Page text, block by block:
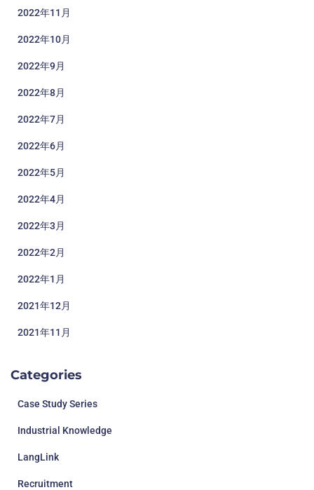
2022年11月
2022年10月
2022年9月
2022年8月
2022年7月
2022年6月
2022年5月
2022年4月
2022年3月
2022年2月
2022年1月
2021年12月
2021年11月
Categories
Case Study Series
Industrial Knowledge
LangLink
Recruitment